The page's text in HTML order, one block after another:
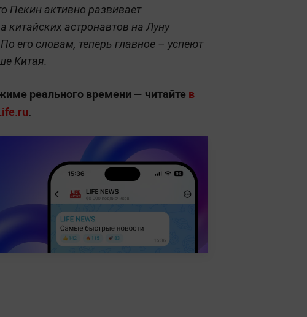
Пекин активно развивает
астронавтов на Луну
его словам, теперь главное – успеют
Китая.
реального времени — читайте в
.